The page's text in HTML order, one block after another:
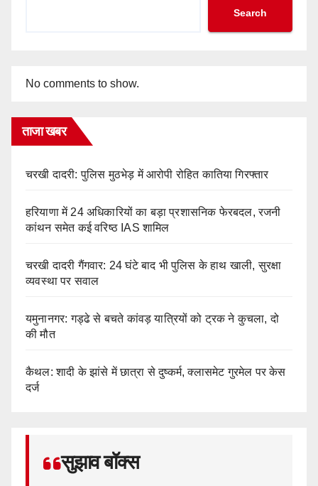
Search
No comments to show.
ताजा खबर
चरखी दादरी: पुलिस मुठभेड़ में आरोपी रोहित कातिया गिरफ्तार
हरियाणा में 24 अधिकारियों का बड़ा प्रशासनिक फेरबदल, रजनी
कांथन समेत कई वरिष्ठ IAS शामिल
चरखी दादरी गैंगवार: 24 घंटे बाद भी पुलिस के हाथ खाली, सुरक्षा
व्यवस्था पर सवाल
यमुनानगर: गड्ढे से बचते कांवड़ यात्रियों को ट्रक ने कुचला, दो
की मौत
कैथल: शादी के झांसे में छात्रा से दुष्कर्म, क्लासमेट गुरमेल पर केस
दर्ज
सुझाव बॉक्स